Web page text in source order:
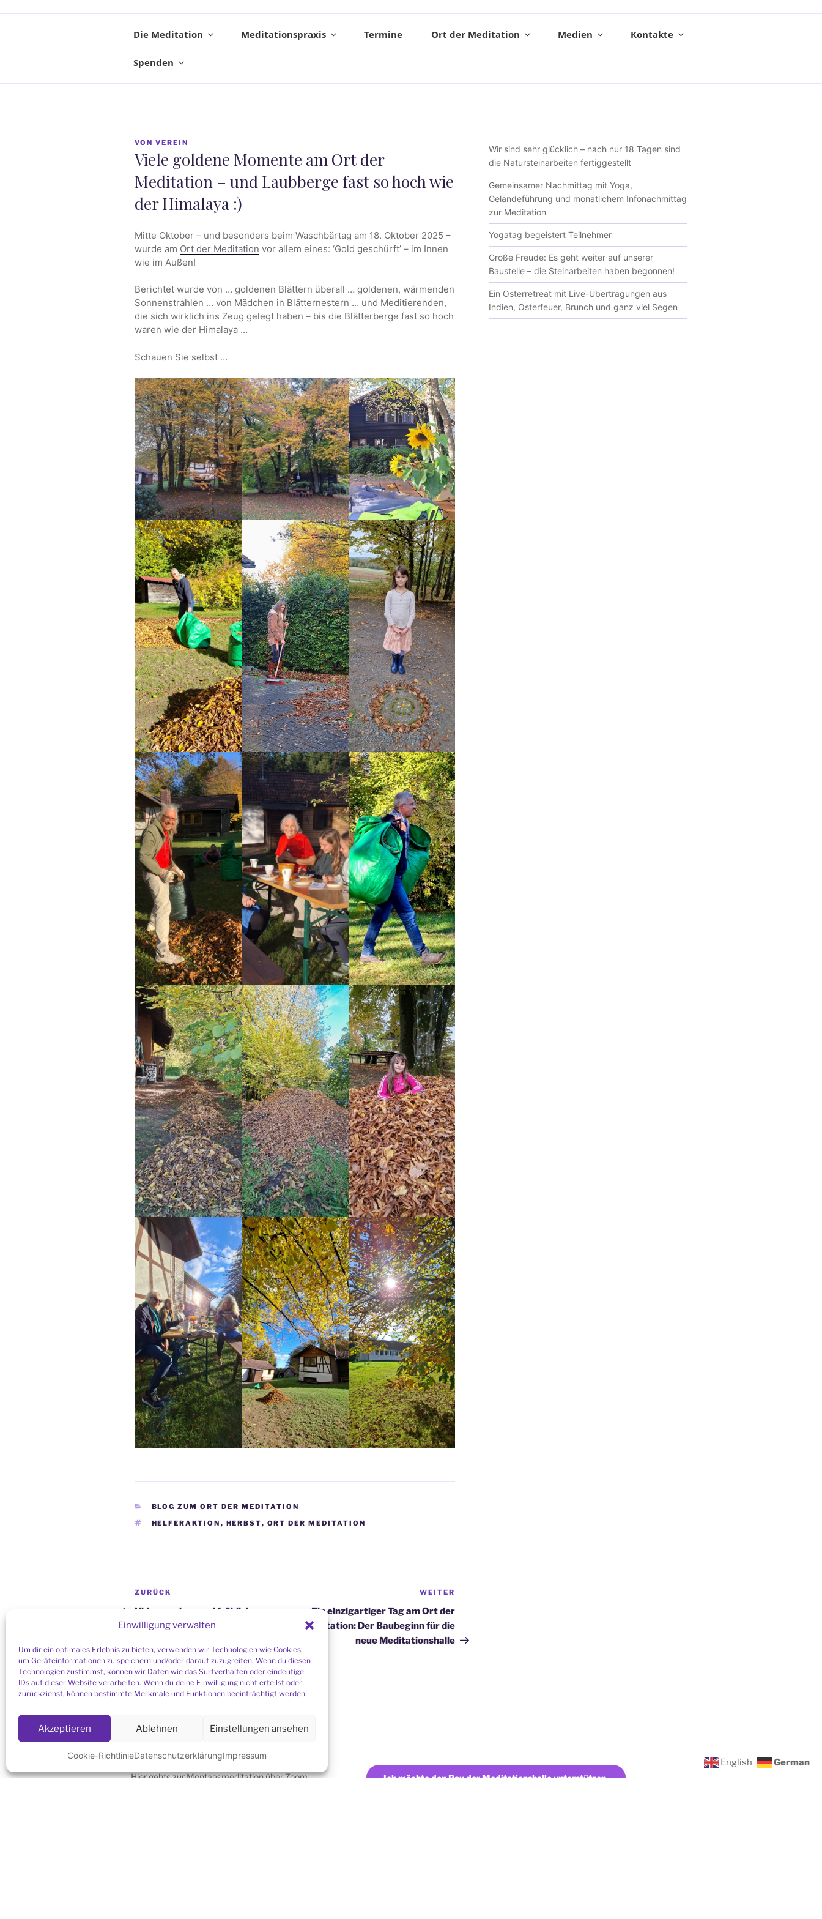
Einwilligung verwalten
Um dir ein optimales Erlebnis zu bieten, verwenden wir Technologien wie Cookies,
um Geräteinformationen zu speichern und/oder darauf zuzugreifen. Wenn du diesen
Technologien zustimmst, können wir Daten wie das Surfverhalten oder eindeutige
IDs auf dieser Website verarbeiten. Wenn du deine Einwilligung nicht erteilst oder
zurückziehst, können bestimmte Merkmale und Funktionen beeinträchtigt werden.
Akzeptieren Ablehnen Einstellungen ansehen
Cookie-RichtlinieDatenschutzerklärungImpressum
Die Meditation Meditationspraxis Termine Ort der Meditation Medien Kontakte
Spenden
VERÖFFENTLICHT
VON VEREIN
Viele goldene Momente am Ort der
Meditation – und Laubberge fast so hoch wie
der Himalaya :)
Mitte Oktober – und besonders beim Waschbärtag am 18. Oktober 2025 –
wurde am Ort der Meditation vor allem eines: ‘Gold geschürft’ – im Innen
wie im Außen!
Berichtet wurde von … goldenen Blättern überall … goldenen, wärmenden
Sonnenstrahlen … von Mädchen in Blätternestern … und Meditierenden,
die sich wirklich ins Zeug gelegt haben – bis die Blätterberge fast so hoch
waren wie der Himalaya …
Schauen Sie selbst …
KATEGORIEN
BLOG ZUM ORT DER MEDITATION
SCHLAGWÖRTER
HELFERAKTION , HERBST, ORT DER MEDITATION
Beitragsnavigation
Vorheriger
Beitrag
ZURÜCK
Videoseminar und fröhliches
Tanzprogramm zum indischen
Beitrag
WEITER
Ein einzigartiger Tag am Ort der
Meditation: Der Baubeginn für die
neue Meditationshalle
Wir sind sehr glücklich – nach nur 18 Tagen sind
die Natursteinarbeiten fertiggestellt
Gemeinsamer Nachmittag mit Yoga,
Geländeführung und monatlichem Infonachmittag
zur Meditation
Yogatag begeistert Teilnehmer
Große Freude: Es geht weiter auf unserer
Baustelle – die Steinarbeiten haben begonnen!
Ein Osterretreat mit Live-Übertragungen aus
Indien, Osterfeuer, Brunch und ganz viel Segen
LINK ZUR MONTAGSMEDITATION
Hier gehts zur Montagsmeditation über Zoom
Ich möchte den Bau der Meditationshalle unterstützen.
English German